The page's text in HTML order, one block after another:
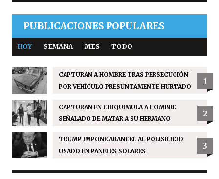
PUBLICACIONES POPULARES
HOY SEMANA MES TODO
CAPTURAN A HOMBRE TRAS PERSECUCIÓN
POR VEHÍCULO PRESUNTAMENTE HURTADO
1
CAPTURAN EN CHIQUIMULA A HOMBRE
SEÑALADO DE MATAR A SU HERMANO
2
TRUMP IMPONE ARANCEL AL POLISILICIO
USADO EN PANELES SOLARES
3